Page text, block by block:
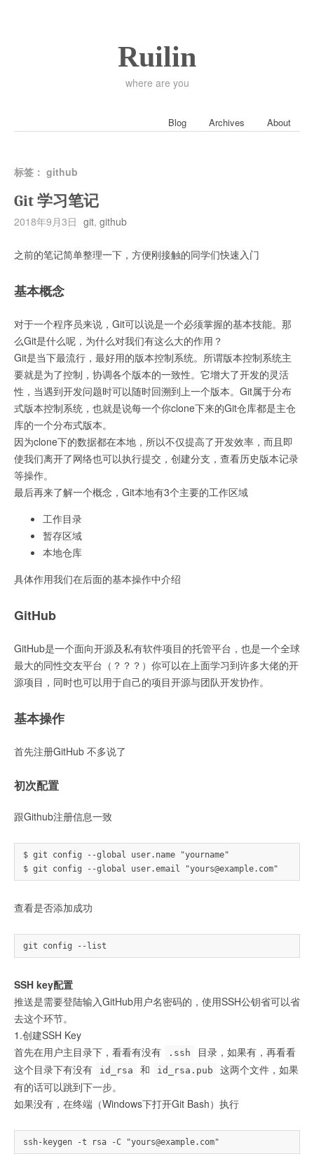
Ruilin
where are you
Blog Archives About
标签： github
Git 学习笔记
2018年9月3日 git, github
之前的笔记简单整理一下，方便刚接触的同学们快速入门
基本概念
对于一个程序员来说，Git可以说是一个必须掌握的基本技能。那
么Git是什么呢，为什么对我们有这么大的作用？
Git是当下最流行，最好用的版本控制系统。所谓版本控制系统主
要就是为了控制，协调各个版本的一致性。它增大了开发的灵活
性，当遇到开发问题时可以随时回溯到上一个版本。Git属于分布
式版本控制系统，也就是说每一个你clone下来的Git仓库都是主仓
库的一个分布式版本。
因为clone下的数据都在本地，所以不仅提高了开发效率，而且即
使我们离开了网络也可以执行提交，创建分支，查看历史版本记录
等操作。
最后再来了解一个概念，Git本地有3个主要的工作区域
工作目录
暂存区域
本地仓库
具体作用我们在后面的基本操作中介绍
GitHub
GitHub是一个面向开源及私有软件项目的托管平台，也是一个全球
最大的同性交友平台（？？？）你可以在上面学习到许多大佬的开
源项目，同时也可以用于自己的项目开源与团队开发协作。
基本操作
首先注册GitHub 不多说了
初次配置
跟Github注册信息一致
$ git config --global user.name "yourname"
查看是否添加成功
SSH key配置
推送是需要登陆输入GitHub用户名密码的，使用SSH公钥省可以省
去这个环节。
1.创建SSH Key
首先在用户主目录下，看看有没有
.ssh
目录，如果有，再看看
这个目录下有没有
id_rsa 和 id_rsa.pub
这两个文件，如果
有的话可以跳到下一步。
如果没有，在终端（Windows下打开Git Bash）执行